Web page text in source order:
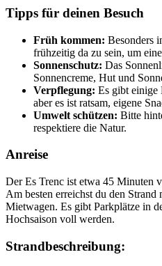
Tipps für deinen Besuch
Früh kommen: Besonders
frühzeitig da zu sein, um
Sonnenschutz: Das
Sonnencreme, Hut und
Verpflegung: Es gibt einige
aber es ist ratsam, eigene
Umwelt schützen: Bitte
respektiere die Natur.
Anreise
Der Es Trenc ist etwa 45 Minuten
Am besten erreichst du den
Mietwagen. Es gibt Parkplätze in
Hochsaison voll werden.
Strandbeschreibung: